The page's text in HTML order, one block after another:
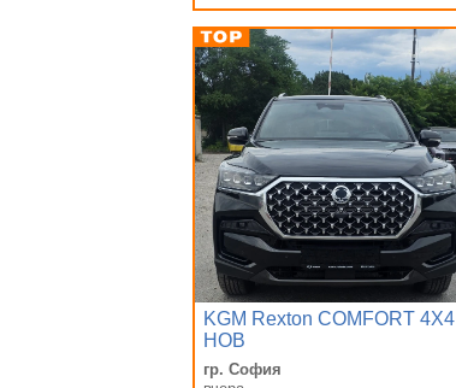
KGM Rexton COMFORT 4X4
НОВ
гр. София